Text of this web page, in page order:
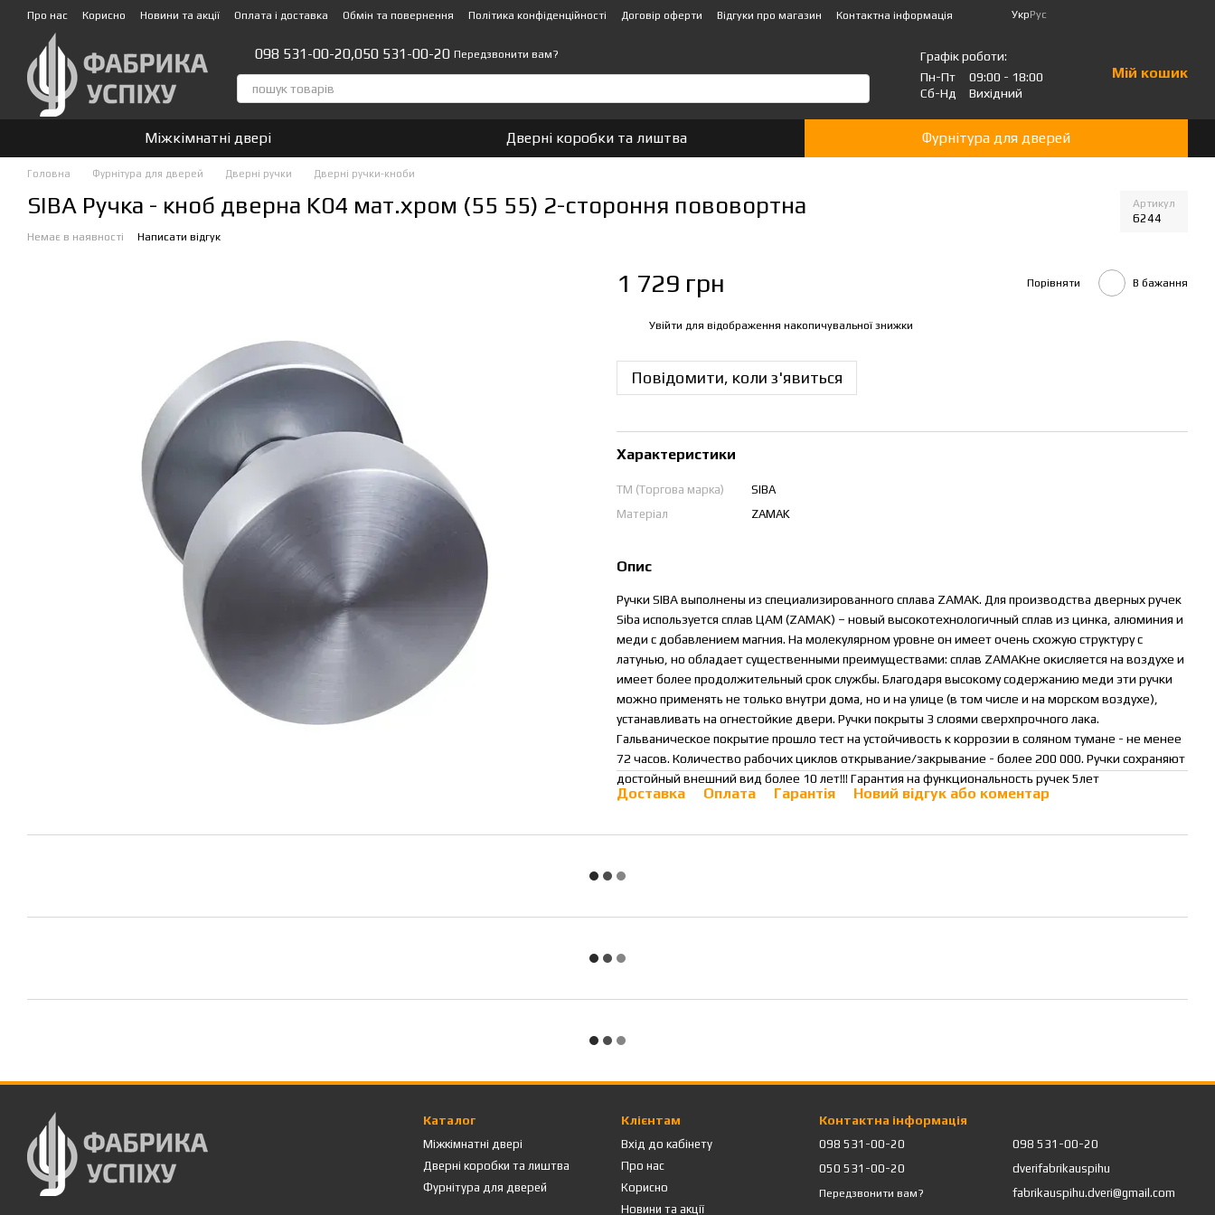
Перейти до основного контенту
Про нас Корисно Новини та акції Оплата і доставка Обмін та повернення Політика конфіденційності Договір оферти Відгуки про магазин
Контактна інформація
Стати партнером!👍
УкрРус
098 531-00-20,050 531-00-20 Передзвонити вам?
Графік роботи:
Пн-Пт
09:00 - 18:00
Сб-Нд
Вихідний
Мій кошик
Міжкімнатні двері Дверні коробки та лиштва Фурнітура для дверей
Головна Фурнітура для дверей Дверні ручки Дверні ручки-кноби
SIBA Ручка - кноб дверна K04 мат.хром (55 55) 2-стороння пововортна Артикул
6244
Немає в наявності Написати відгук
1 729 грн Порівняти В бажання
Увійти для відображення накопичувальної знижки
Повідомити, коли з'явиться
Характеристики
ТМ (Торгова марка)
SIBA
Матеріал
ZAMAK
Опис
Ручки SIBA выполнены из специализированного сплава ZAMAK. Для производства дверных ручек
Siba используется сплав ЦАМ (ZAMAK) – новый высокотехнологичный сплав из цинка, алюминия и
меди с добавлением магния. На молекулярном уровне он имеет очень схожую структуру с
латунью, но обладает существенными преимуществами: сплав ZAMAKне окисляется на воздухе и
имеет более продолжительный срок службы. Благодаря высокому содержанию меди эти ручки
можно применять не только внутри дома, но и на улице (в том числе и на морском воздухе),
устанавливать на огнестойкие двери. Ручки покрыты 3 слоями сверхпрочного лака.
Гальваническое покрытие прошло тест на устойчивость к коррозии в соляном тумане - не менее
72 часов. Количество рабочих циклов открывание/закрывание - более 200 000. Ручки сохраняют
достойный внешний вид более 10 лет!!! Гарантия на функциональность ручек 5лет
Доставка Оплата Гарантія Новий відгук або коментар
Каталог
Міжкімнатні двері
Дверні коробки та лиштва
Фурнітура для дверей
Клієнтам
Вхід до кабінету
Про нас
Корисно
Новини та акції
Контактна інформація
098 531-00-20
050 531-00-20
Передзвонити вам?
098 531-00-20
dverifabrikauspihu
fabrikauspihu.dveri@gmail.com